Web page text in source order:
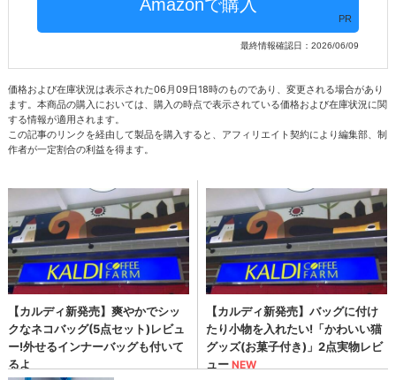
PR
最終情報確認日：2026/06/09
価格および在庫状況は表示された06月09日18時のものであり、変更される場合があり
ます。本商品の購入においては、購入の時点で表示されている価格および在庫状況に関
する情報が適用されます。
この記事のリンクを経由して製品を購入すると、アフィリエイト契約により編集部、制
作者が一定割合の利益を得ます。